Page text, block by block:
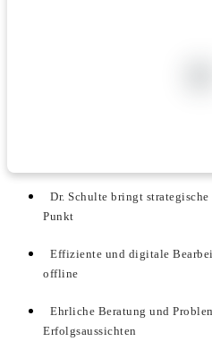
Dr. Schulte bringt
Punkt
Effiziente und digitale
offline
Ehrliche Beratung und
Erfolgsaussichten